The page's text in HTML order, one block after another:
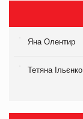
Яна Олентир
Тетяна Ільєнко